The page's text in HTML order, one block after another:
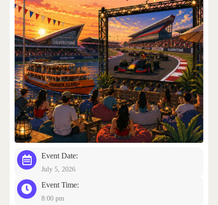
CONTACT US
Event Date:
July 5, 2026
Event Time:
8:00 pm